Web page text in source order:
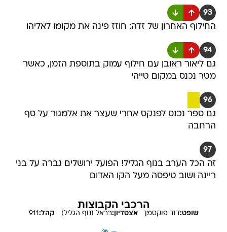
93
החילוף האחרון של זדה: חוזז פינה את מקומו לאליהו
94
גם ליאור ראובן עם חילוף עמוק בתוספת הזמן, כאשר
מטר נכנס במקום טייהי
96
גם ספר נכנס לפנקס אחרי שעצר את אלמגור על סף
הרחבה
97
זה הכל הערב בנוף הגליל! הפועל ירושלים גברה על בני
ריינה ושוב טיפסה מעל הקו האדום
הרכבי הקבוצות
שופט:דוד פוקסמן אצטדיון:בראל (נוף הגליל) קהל: 911